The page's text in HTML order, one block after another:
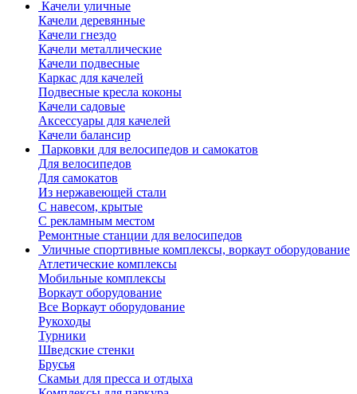
Качели уличные
Качели деревянные
Качели гнездо
Качели металлические
Качели подвесные
Каркас для качелей
Подвесные кресла коконы
Качели садовые
Аксессуары для качелей
Качели балансир
Парковки для велосипедов и самокатов
Для велосипедов
Для самокатов
Из нержавеющей стали
С навесом, крытые
С рекламным местом
Ремонтные станции для велосипедов
Уличные спортивные комплексы, воркаут оборудование
Атлетические комплексы
Мобильные комплексы
Воркаут оборудование
Все Воркаут оборудование
Рукоходы
Турники
Шведские стенки
Брусья
Скамьи для пресса и отдыха